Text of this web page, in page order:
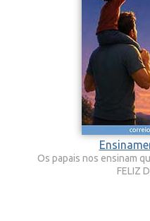
Os papais nos ensinam
FELIZ